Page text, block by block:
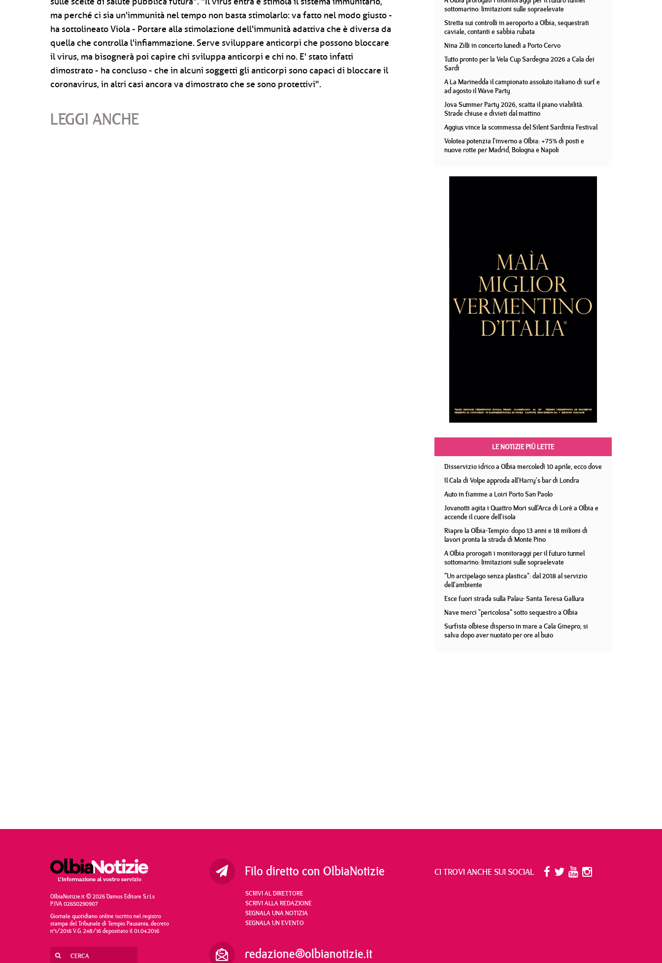
ma perché ci sia un'immunità nel tempo non basta stimolarlo: va fatto nel modo giusto -
ha sottolineato Viola - Portare alla stimolazione dell'immunità adattiva che è diversa da
quella che controlla l'infiammazione. Serve sviluppare anticorpi che possono bloccare
il virus, ma bisognerà poi capire chi sviluppa anticorpi e chi no. E' stato infatti
dimostrato - ha concluso - che in alcuni soggetti gli anticorpi sono capaci di bloccare il
coronavirus, in altri casi ancora va dimostrato che se sono protettivi".
LEGGI ANCHE
sottomarino: limitazioni sulle sopraelevate
Stretta sui controlli in aeroporto a Olbia, sequestrati
caviale, contanti e sabbia rubata
Nina Zilli in concerto lunedì a Porto Cervo
Tutto pronto per la Vela Cup Sardegna 2026 a Cala dei
Sardi
A La Marinedda il campionato assoluto italiano di surf e
ad agosto il Wave Party
Jova Summer Party 2026, scatta il piano viabilità.
Strade chiuse e divieti dal mattino
Aggius vince la scommessa del Silent Sardinia Festival
Volotea potenzia l'inverno a Olbia: +75% di posti e
nuove rotte per Madrid, Bologna e Napoli
LE NOTIZIE PIÙ LETTE
Disservizio idrico a Olbia mercoledì 10 aprile, ecco dove
Il Cala di Volpe approda all'Harry's bar di Londra
Auto in fiamme a Loiri Porto San Paolo
Jovanotti agita i Quattro Mori sull'Arca di Lorè a Olbia e
accende il cuore dell'isola
Riapre la Olbia-Tempio: dopo 13 anni e 18 milioni di
lavori pronta la strada di Monte Pino
A Olbia prorogati i monitoraggi per il futuro tunnel
sottomarino: limitazioni sulle sopraelevate
"Un arcipelago senza plastica": dal 2018 al servizio
dell'ambiente
Esce fuori strada sulla Palau- Santa Teresa Gallura
Nave merci "pericolosa" sotto sequestro a Olbia
Surfista olbiese disperso in mare a Cala Ginepro, si
salva dopo aver nuotato per ore al buio
OlbiaNotizie.it © 2026 Damos Editore S.r.l.s
P.IVA 02650290907
Giornale quotidiano online iscritto nel registro
stampa del Tribunale di Tempio Pausania, decreto
n°1/2016 V.G. 248/16 depositato il 01.04.2016
Filo diretto con OlbiaNotizie
SCRIVI AL DIRETTORE
SCRIVI ALLA REDAZIONE
SEGNALA UNA NOTIZIA
SEGNALA UN EVENTO
redazione@olbianotizie.it
CI TROVI ANCHE SUI SOCIAL